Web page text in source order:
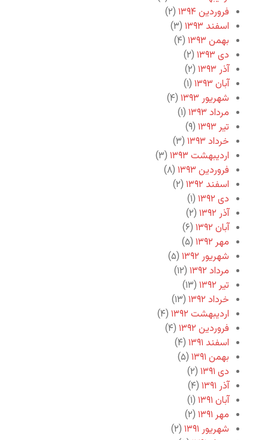
فروردین ۱۳۹۴
(۲)
اسفند ۱۳۹۳
(۳)
بهمن ۱۳۹۳
(۴)
دی ۱۳۹۳
(۲)
آذر ۱۳۹۳
(۲)
آبان ۱۳۹۳
(۱)
شهریور ۱۳۹۳
(۴)
مرداد ۱۳۹۳
(۱)
تیر ۱۳۹۳
(۹)
خرداد ۱۳۹۳
(۳)
اردیبهشت ۱۳۹۳
(۳)
فروردین ۱۳۹۳
(۸)
اسفند ۱۳۹۲
(۲)
دی ۱۳۹۲
(۱)
آذر ۱۳۹۲
(۲)
آبان ۱۳۹۲
(۶)
مهر ۱۳۹۲
(۵)
شهریور ۱۳۹۲
(۵)
مرداد ۱۳۹۲
(۱۲)
تیر ۱۳۹۲
(۱۳)
خرداد ۱۳۹۲
(۱۳)
اردیبهشت ۱۳۹۲
(۴)
فروردین ۱۳۹۲
(۴)
اسفند ۱۳۹۱
(۴)
بهمن ۱۳۹۱
(۵)
دی ۱۳۹۱
(۲)
آذر ۱۳۹۱
(۴)
آبان ۱۳۹۱
(۱)
مهر ۱۳۹۱
(۲)
شهریور ۱۳۹۱
(۲)